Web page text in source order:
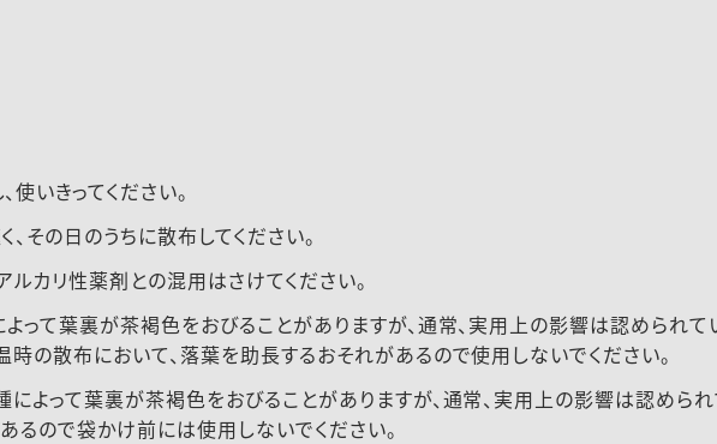
いきってください。
その日のうちに散布してください。
カリ性薬剤との混用はさけてください。
って葉裏が茶褐色をおびることがありますが、通常、実用上の影響は認められて
の散布において、落葉を助長するおそれがあるので使用しないでください。
よって葉裏が茶褐色をおびることがありますが、通常、実用上の影響は認めら
るので袋かけ前には使用しないでください。